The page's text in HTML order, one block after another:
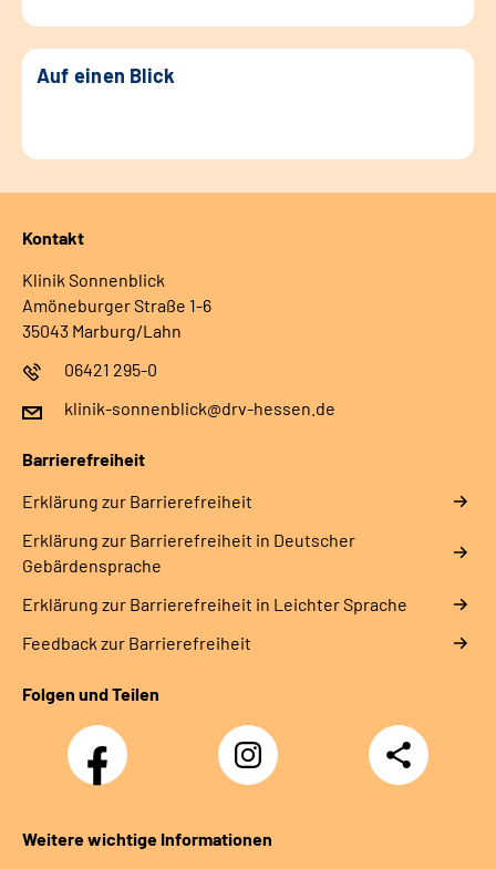
Auf einen Blick
Kontakt
Klinik Sonnenblick
Amöneburger Straße 1-6
35043 Marburg/Lahn
06421 295-0
klinik-sonnenblick@drv-hessen.de
Barrierefreiheit
Erklärung zur Barrierefreiheit
Erklärung zur Barrierefreiheit in Deutscher
Gebärdensprache
Erklärung zur Barrierefreiheit in Leichter Sprache
Feedback zur Barrierefreiheit
Folgen und Teilen
Facebook
Klinik
Sonnenblick
Instagram
Klinik
Sonnenblick
Teilen
Weitere wichtige Informationen